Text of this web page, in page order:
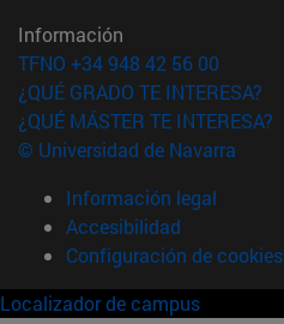
Información
TFNO +34 948 42 56 00
¿QUÉ GRADO TE INTERESA?
¿QUÉ MÁSTER TE INTERESA?
© Universidad de Navarra
Información legal
Accesibilidad
Configuración de cookies
Localizador de campus